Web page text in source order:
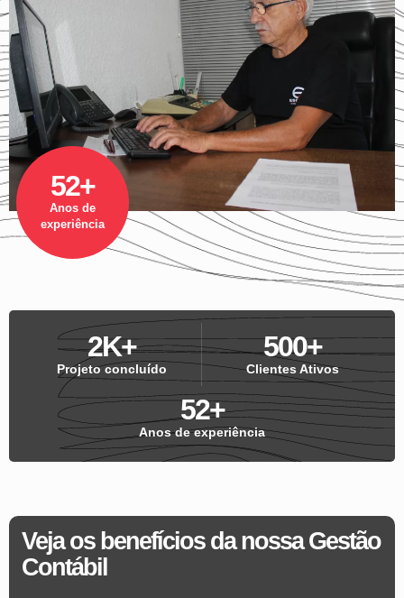
52+
Anos de
experiência
Projeto concluído
2K+
Clientes Ativos
500+
Anos de experiência
52+
Veja os benefícios da nossa Gestão
Contábil